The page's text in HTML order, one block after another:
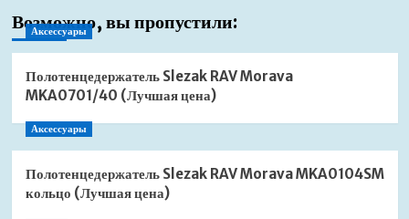
Возможно, вы пропустили:
Аксессуары
Полотенцедержатель Slezak RAV Morava
MKA0701/40 (Лучшая цена)
Аксессуары
Полотенцедержатель Slezak RAV Morava MKA0104SM
кольцо (Лучшая цена)